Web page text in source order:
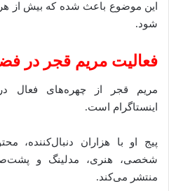
این موضوع باعث شده که بیش از
شود.
فعالیت مریم قجر در
مریم قجر از چهره‌های فعال
اینستاگرام است.
پیج او با هزاران دنبال‌کننده،
شخصی، هنری، مدلینگ و
منتشر می‌کند.